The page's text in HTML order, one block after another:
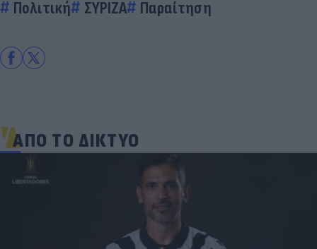
Πολιτική ΣΥΡΙΖΑ Παραίτηση
ΑΠΟ ΤΟ ΔΙΚΤΥΟ